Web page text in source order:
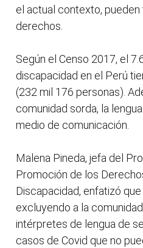
el actual contexto,
derechos.
Según el Censo 2017, el
discapacidad en el Perú
(232 mil 176 personas).
comunidad sorda, la
medio de comunicación.
Malena Pineda, jefa del
Promoción de los
Discapacidad, enfatizó
excluyendo a la
intérpretes de lengua de
casos de Covid que no